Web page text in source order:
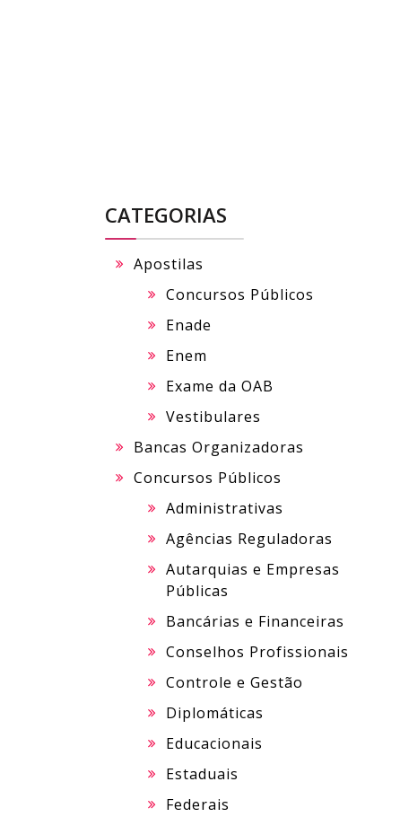
CATEGORIAS
Apostilas
Concursos Públicos
Enade
Enem
Exame da OAB
Vestibulares
Bancas Organizadoras
Concursos Públicos
Administrativas
Agências Reguladoras
Autarquias e Empresas
Públicas
Bancárias e Financeiras
Conselhos Profissionais
Controle e Gestão
Diplomáticas
Educacionais
Estaduais
Federais